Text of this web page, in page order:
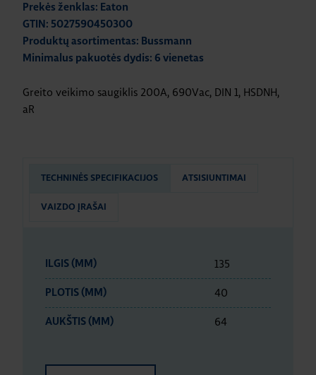
Prekės ženklas: Eaton
GTIN: 5027590450300
Produktų asortimentas: Bussmann
Minimalus pakuotės dydis: 6 vienetas
Greito veikimo saugiklis 200A, 690Vac, DIN 1, HSDNH,
aR
TECHNINĖS SPECIFIKACIJOS ATSISIUNTIMAI
VAIZDO ĮRAŠAI
ILGIS (MM) 135
PLOTIS (MM) 40
AUKŠTIS (MM) 64